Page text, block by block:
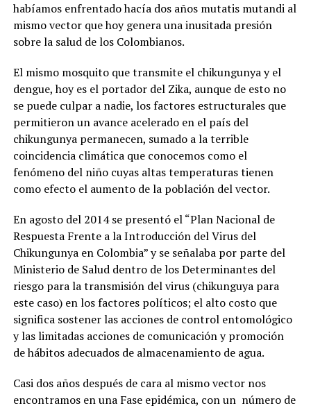
habíamos enfrentado hacía dos años mutatis mutandi al
mismo vector que hoy genera una inusitada presión
sobre la salud de los Colombianos.
El mismo mosquito que transmite el chikungunya y el
dengue, hoy es el portador del Zika, aunque de esto no
se puede culpar a nadie, los factores estructurales que
permitieron un avance acelerado en el país del
chikungunya permanecen, sumado a la terrible
coincidencia climática que conocemos como el
fenómeno del niño cuyas altas temperaturas tienen
como efecto el aumento de la población del vector.
En agosto del 2014 se presentó el “Plan Nacional de
Respuesta Frente a la Introducción del Virus del
Chikungunya en Colombia” y se señalaba por parte del
Ministerio de Salud dentro de los Determinantes del
riesgo para la transmisión del virus (chikunguya para
este caso) en los factores políticos; el alto costo que
significa sostener las acciones de control entomológico
y las limitadas acciones de comunicación y promoción
de hábitos adecuados de almacenamiento de agua.
Casi dos años después de cara al mismo vector nos
encontramos en una Fase epidémica, con un número de